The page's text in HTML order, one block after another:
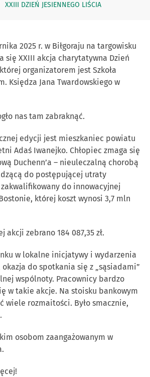
XXIII DZIEŃ JESIENNEGO LIŚCIA
2025 r. w Biłgoraju na targowisku
się XXIII akcja charytatywna Dzień
organizatorem jest Szkoła
Księdza Jana Twardowskiego w
nas tam zabraknąć.
edycji jest mieszkaniec powiatu
Adaś Iwanejko. Chłopiec zmaga się
Duchenn’a – nieuleczalną chorobą
do postępującej utraty
zakwalifikowany do innowacyjnej
której koszt wynosi 3,7 mln
akcji zebrano 184 087,35 zł.
w lokalne inicjatywy i wydarzenia
do spotkania się z „sąsiadami”
wspólnoty. Pracownicy bardzo
w takie akcje. Na stoisku bankowym
wiele rozmaitości. Było smacznie,
osobom zaangażowanym w